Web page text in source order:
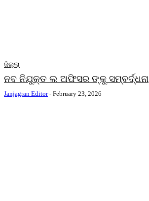
ଜିଲ୍ଲା
ନବ ନିଯୁକ୍ତ ଲ ଅଫିସର ଙ୍କୁ ସମ୍ବର୍ଦ୍ଧନା
Janjagran Editor - February 23, 2026